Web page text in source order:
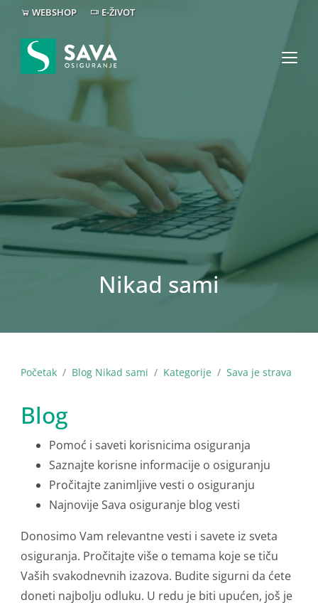
WEBSHOP E-ŽIVOT
Nikad sami
Početak Blog Nikad sami Kategorije Sava je strava
Blog
Pomoć i saveti korisnicima osiguranja
Saznajte korisne informacije o osiguranju
Pročitajte zanimljive vesti o osiguranju
Najnovije Sava osiguranje blog vesti
Donosimo Vam relevantne vesti i savete iz sveta
osiguranja. Pročitajte više o temama koje se tiču
Vaših svakodnevnih izazova. Budite sigurni da ćete
doneti najbolju odluku. U redu je biti upućen, još je